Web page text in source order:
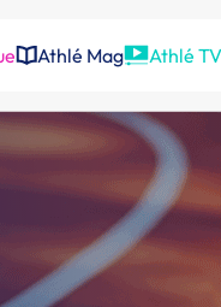
Athlé Mag Athlé TV